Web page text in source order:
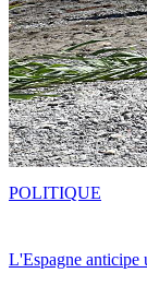
L'Espagne anticipe
POLITIQUE